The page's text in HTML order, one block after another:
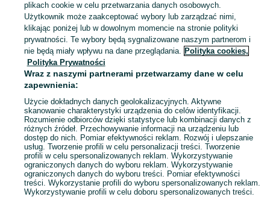
plikach cookie w celu przetwarzania danych osobowych.
Użytkownik może zaakceptować wybory lub zarządzać nimi,
klikając poniżej lub w dowolnym momencie na stronie polityki
prywatności. Te wybory będą sygnalizowane naszym partnerom i
nie będą miały wpływu na dane przeglądania. Polityka cookies,
Polityka Prywatności
Wraz z naszymi partnerami przetwarzamy dane w celu
zapewnienia:
Użycie dokładnych danych geolokalizacyjnych. Aktywne
skanowanie charakterystyki urządzenia do celów identyfikacji.
Rozumienie odbiorców dzięki statystyce lub kombinacji danych z
różnych źródeł. Przechowywanie informacji na urządzeniu lub
dostęp do nich. Pomiar efektywności reklam. Rozwój i ulepszanie
usług. Tworzenie profili w celu personalizacji treści. Tworzenie
profili w celu spersonalizowanych reklam. Wykorzystywanie
ograniczonych danych do wyboru reklam. Wykorzystywanie
ograniczonych danych do wyboru treści. Pomiar efektywności
treści. Wykorzystanie profili do wyboru spersonalizowanych reklam.
Wykorzystywanie profili w celu doboru spersonalizowanych treści.